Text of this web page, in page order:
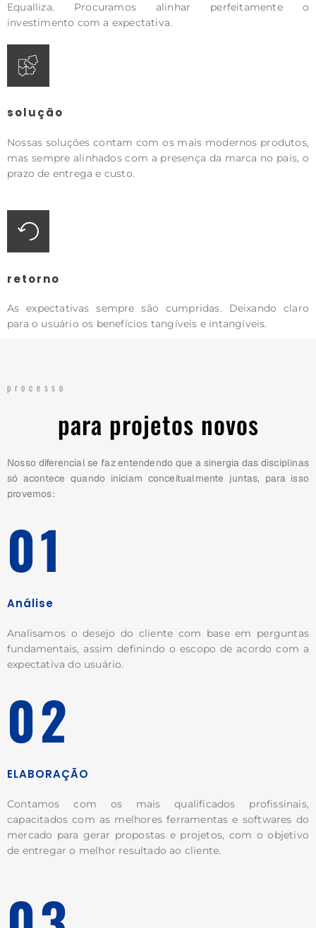
Equalliza. Procuramos alinhar perfeitamente o
investimento com a expectativa.
solução
Nossas soluções contam com os mais modernos produtos,
mas sempre alinhados com a presença da marca no país, o
prazo de entrega e custo.
retorno
As expectativas sempre são cumpridas. Deixando claro
para o usuário os benefícios tangíveis e intangíveis.
processo
para projetos novos
Nosso diferencial se faz entendendo que a sinergia das disciplinas
só acontece quando iniciam conceitualmente juntas, para isso
provemos:
01
Análise
Analisamos o desejo do cliente com base em perguntas
fundamentais, assim definindo o escopo de acordo com a
expectativa do usuário.
02
ELABORAÇÃO
Contamos com os mais qualificados profissinais,
capacitados com as melhores ferramentas e softwares do
mercado para gerar propostas e projetos, com o objetivo
de entregar o melhor resultado ao cliente.